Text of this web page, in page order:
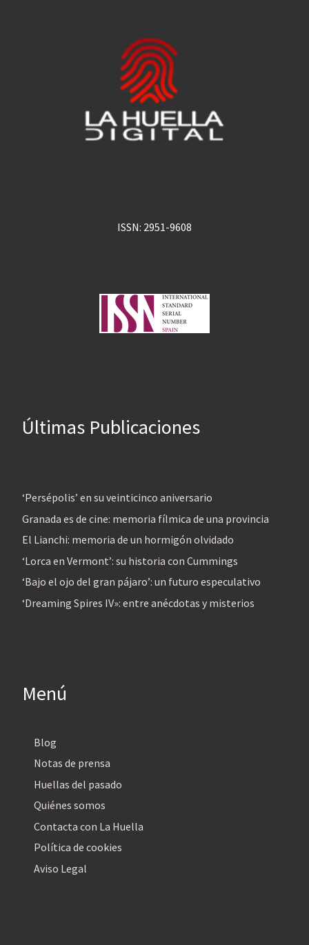
ISSN: 2951-9608
Últimas Publicaciones
‘Persépolis’ en su veinticinco aniversario
Granada es de cine: memoria fílmica de una provincia
El Lianchi: memoria de un hormigón olvidado
‘Lorca en Vermont’: su historia con Cummings
‘Bajo el ojo del gran pájaro’: un futuro especulativo
‘Dreaming Spires IV»: entre anécdotas y misterios
Menú
Blog
Notas de prensa
Huellas del pasado
Quiénes somos
Contacta con La Huella
Política de cookies
Aviso Legal